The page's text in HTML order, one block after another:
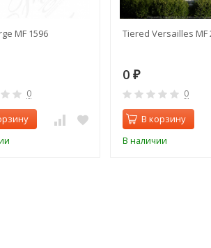
MF 1596
0
Tiered Versailles MF
0 ₽
0
В корзину
В наличии